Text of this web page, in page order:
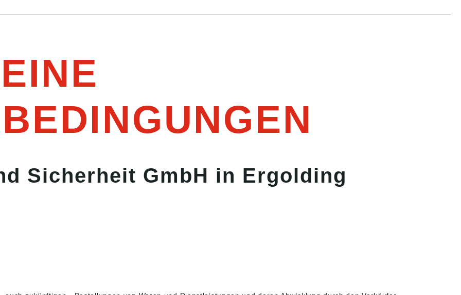
Sicherheit GmbH in Ergolding